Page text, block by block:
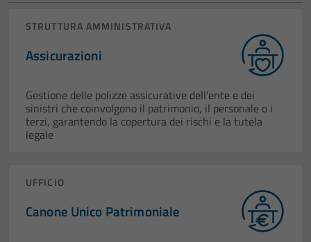
STRUTTURA AMMINISTRATIVA
Assicurazioni
Gestione delle polizze assicurative dell’ente e dei
sinistri che coinvolgono il patrimonio, il personale o i
terzi, garantendo la copertura dei rischi e la tutela
legale
UFFICIO
Canone Unico Patrimoniale